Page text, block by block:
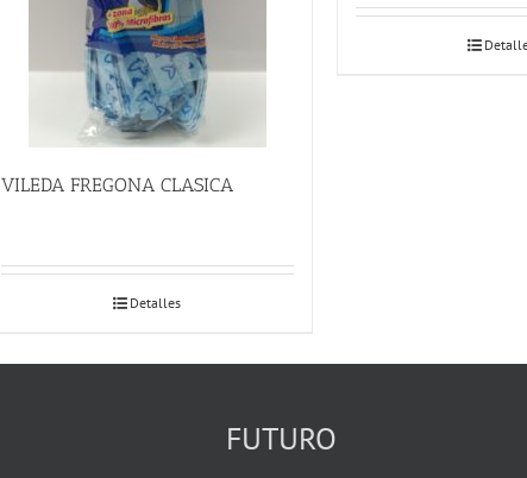
VILEDA FREGONA CLASICA
Detalles
FUTURO